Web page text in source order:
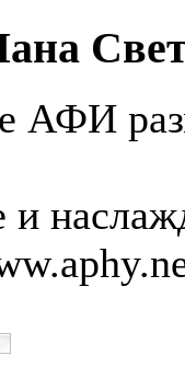
АФИ
и